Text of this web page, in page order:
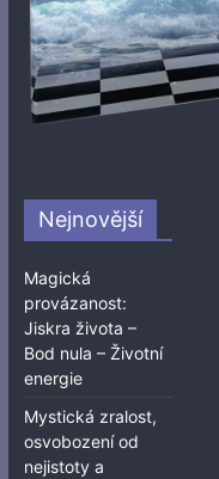
Nejnovější
Magická
provázanost:
Jiskra života –
Bod nula – Životní
energie
Mystická zralost,
osvobození od
nejistoty a